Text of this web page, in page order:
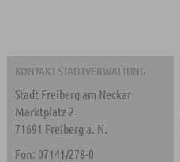
KONTAKT STADTVERWALTUNG
Stadt Freiberg am Neckar
Marktplatz 2
71691 Freiberg a. N.
Fon: 07141/278-0